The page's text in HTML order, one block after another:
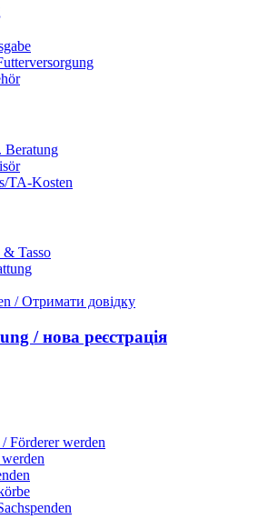
Beratung
TA-Kosten
Tasso
/ Отримати довідку
/ нова реєстрація
Förderer werden